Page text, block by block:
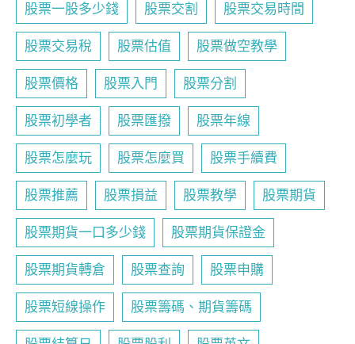
股票一股多少錢 股票交割 股票交易時間
股票交易稅 股票估值 股票做空教學
股票價格 股票入門 股票分割
股票初學者 股票匯撥 股票年線
股票怎麼玩 股票怎麼買 股票手續費
股票推薦 股票損益 股票教學 股票期貨
股票期貨一口多少錢 股票期貨保證金
股票期貨轉倉 股票查詢 股票申購
股票短線操作 股票籌碼、期貨籌碼